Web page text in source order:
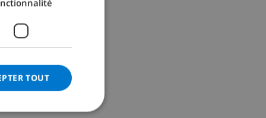
CATALAN
DANISH
TOUT